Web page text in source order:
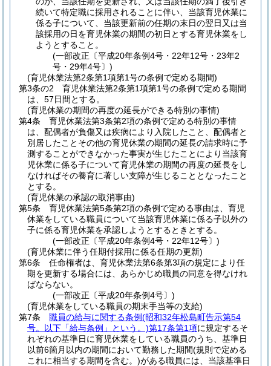
続いて特定職に採用されることに伴い、当該育児休業に
係る子について、当該更新前の任期の末日の翌日又は当
該採用の日を育児休業の期間の初日とする育児休業をし
ようとすること。
(一部改正〔平成20年条例4号・22年12号・23年2
号・29年4号〕)
(育児休業法第2条第1項第1号の条例で定める期間)
第3条の2
育児休業法第2条第1項第1号の条例で定める期間
は、57日間とする。
(育児休業の期間の再度の延長ができる特別の事情)
第4条
育児休業法第3条第2項の条例で定める特別の事情
は、配偶者が負傷又は疾病により入院したこと、配偶者と
別居したことその他の育児休業の期間の延長の請求時に予
測することができなかった事実が生じたことにより当該育
児休業に係る子について育児休業の期間の再度の延長をし
なければその養育に著しい支障が生じることとなったこと
とする。
(育児休業の承認の取消事由)
第5条
育児休業法第5条第2項の条例で定める事由は、育児
休業をしている職員について当該育児休業に係る子以外の
子に係る育児休業を承認しようとするときとする。
(一部改正〔平成20年条例4号・22年12号〕)
(育児休業に伴う任期付採用に係る任期の更新)
第6条
任命権者は、育児休業法第6条第3項の規定により任
期を更新する場合には、あらかじめ職員の同意を得なけれ
ばならない。
(一部改正〔平成20年条例4号〕)
(育児休業をしている職員の期末手当等の支給)
第7条
職員の給与に関する条例(昭和32年松島町告示第54
号。以下「給与条例」という。)第17条第1項に規定するそ
れぞれの基準日に育児休業をしている職員のうち、基準日
以前6箇月以内の期間において勤務した期間(規則で定める
これに相当する期間を含む。)がある職員には、当該基準日